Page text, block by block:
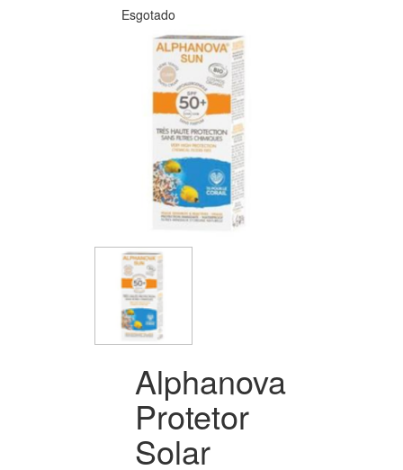
Esgotado
Alphanova
Protetor
Solar